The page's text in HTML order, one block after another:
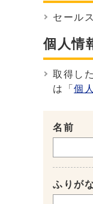
セール
個人情
取得し
は「個
名前
ふりが